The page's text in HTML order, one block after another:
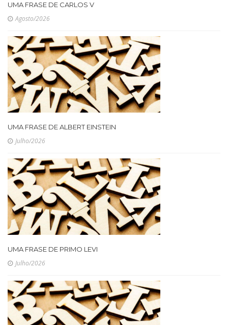
UMA FRASE DE CARLOS V
Agosto/2026
UMA FRASE DE ALBERT EINSTEIN
Julho/2026
UMA FRASE DE PRIMO LEVI
Julho/2026